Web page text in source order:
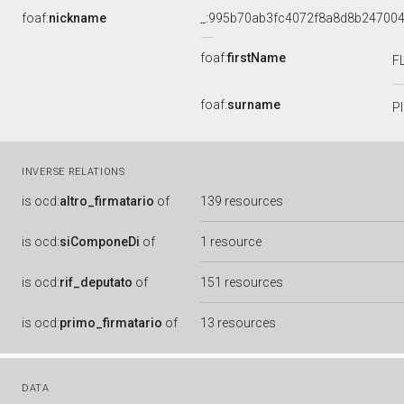
foaf:nickname
foaf:firstName
foaf:surname
INVERSE RELATIONS
is ocd:altro_firmatario of 139 resources
is ocd:siComponeDi of 1 resource
is ocd:rif_deputato of 151 resources
is ocd:primo_firmatario of 13 resources
DATA